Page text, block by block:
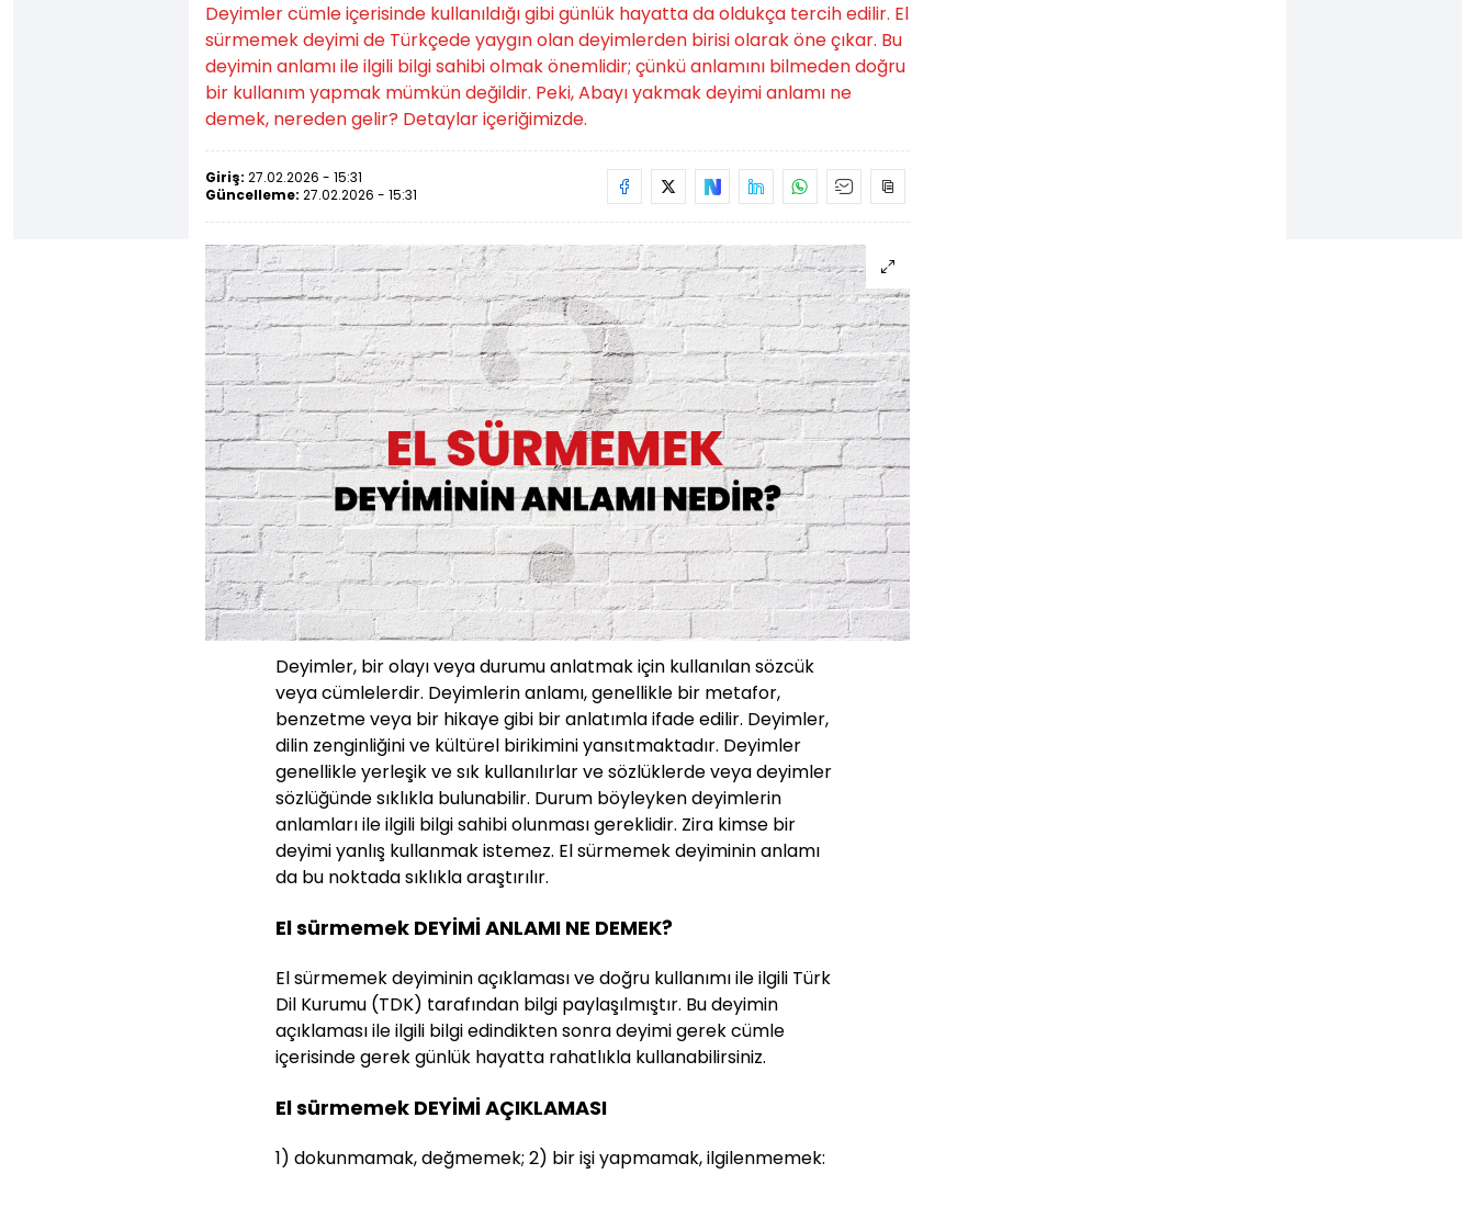
Deyimler cümle içerisinde kullanıldığı gibi günlük hayatta da oldukça tercih edilir. El
sürmemek deyimi de Türkçede yaygın olan deyimlerden birisi olarak öne çıkar. Bu
deyimin anlamı ile ilgili bilgi sahibi olmak önemlidir; çünkü anlamını bilmeden doğru
bir kullanım yapmak mümkün değildir. Peki, Abayı yakmak deyimi anlamı ne
demek, nereden gelir? Detaylar içeriğimizde.
Giriş: 27.02.2026 - 15:31
Güncelleme: 27.02.2026 - 15:31
Deyimler, bir olayı veya durumu anlatmak için kullanılan sözcük
veya cümlelerdir. Deyimlerin anlamı, genellikle bir metafor,
benzetme veya bir hikaye gibi bir anlatımla ifade edilir. Deyimler,
dilin zenginliğini ve kültürel birikimini yansıtmaktadır. Deyimler
genellikle yerleşik ve sık kullanılırlar ve sözlüklerde veya deyimler
sözlüğünde sıklıkla bulunabilir. Durum böyleyken deyimlerin
anlamları ile ilgili bilgi sahibi olunması gereklidir. Zira kimse bir
deyimi yanlış kullanmak istemez. El sürmemek deyiminin anlamı
da bu noktada sıklıkla araştırılır.
El sürmemek DEYİMİ ANLAMI NE DEMEK?
El sürmemek deyiminin açıklaması ve doğru kullanımı ile ilgili Türk
Dil Kurumu (TDK) tarafından bilgi paylaşılmıştır. Bu deyimin
açıklaması ile ilgili bilgi edindikten sonra deyimi gerek cümle
içerisinde gerek günlük hayatta rahatlıkla kullanabilirsiniz.
El sürmemek DEYİMİ AÇIKLAMASI
1) dokunmamak, değmemek; 2) bir işi yapmamak, ilgilenmemek: